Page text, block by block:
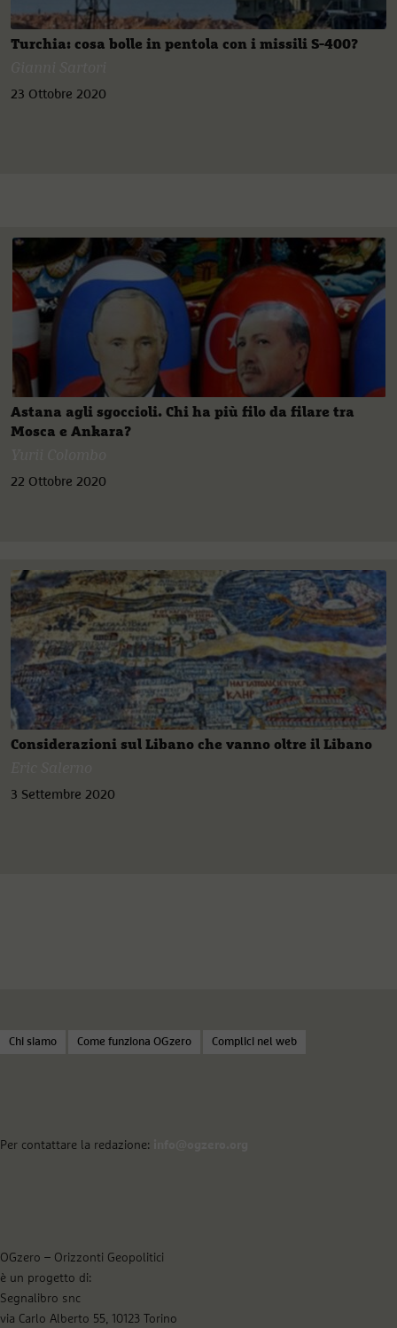
Turchia: cosa bolle in pentola con i missili S-400?
23 Ottobre 2020
Astana agli sgoccioli. Chi ha più filo da filare tra
Mosca e Ankara?
22 Ottobre 2020
Considerazioni sul Libano che vanno oltre il Libano
3 Settembre 2020
Chi siamo Come funziona OGzero Complici nel web
Per contattare la redazione:
OGzero – Orizzonti Geopolitici
è un progetto di:
Segnalibro snc
via Carlo Alberto 55, 10123 Torino